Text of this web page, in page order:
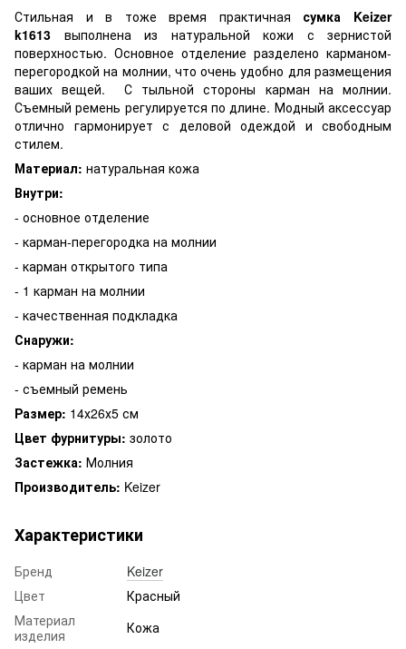
Стильная и в тоже время практичная сумка Keizer
k1613 выполнена из натуральной кожи с зернистой
поверхностью. Основное отделение разделено карманом-
перегородкой на молнии, что очень удобно для размещения
ваших вещей. С тыльной стороны карман на молнии.
Съемный ремень регулируется по длине. Модный аксессуар
отлично гармонирует с деловой одеждой и свободным
стилем.
Материал: натуральная кожа
Внутри:
- основное отделение
- карман-перегородка на молнии
- карман открытого типа
- 1 карман на молнии
- качественная подкладка
Снаружи:
- карман на молнии
- съемный ремень
Размер: 14х26х5 см
Цвет фурнитуры: золото
Застежка: Молния
Производитель: Keizer
Характеристики
Бренд
Keizer
Цвет
Красный
Материал
изделия
Кожа